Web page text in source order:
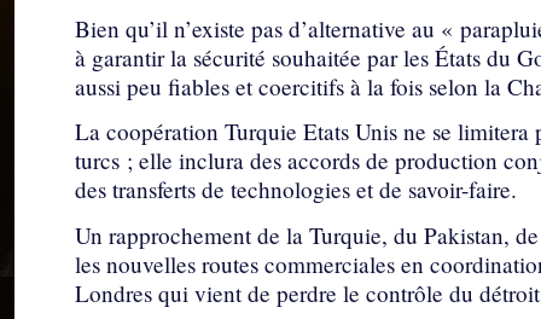
Bien qu’il n’existe pas d’alternative au «
à garantir la sécurité souhaitée par les États du
aussi peu fiables et coercitifs à la fois selon la
La coopération Turquie Etats Unis ne se limitera
turcs ; elle inclura des accords de production
des transferts de technologies et de savoir-faire.
Un rapprochement de la Turquie, du Pakistan,
les nouvelles routes commerciales en
Londres qui vient de perdre le contrôle du